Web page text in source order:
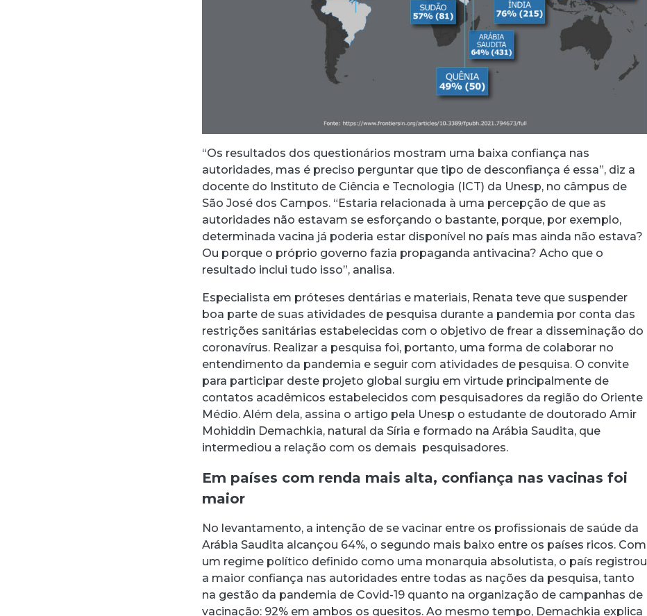
“Os resultados dos questionários mostram uma baixa confiança nas
autoridades, mas é preciso perguntar que tipo de desconfiança é essa”, diz a
docente do Instituto de Ciência e Tecnologia (ICT) da Unesp, no câmpus de
São José dos Campos. “Estaria relacionada à uma percepção de que as
autoridades não estavam se esforçando o bastante, porque, por exemplo,
determinada vacina já poderia estar disponível no país mas ainda não estava?
Ou porque o próprio governo fazia propaganda antivacina? Acho que o
resultado inclui tudo isso”, analisa.
Especialista em próteses dentárias e materiais, Renata teve que suspender
boa parte de suas atividades de pesquisa durante a pandemia por conta das
restrições sanitárias estabelecidas com o objetivo de frear a disseminação do
coronavírus. Realizar a pesquisa foi, portanto, uma forma de colaborar no
entendimento da pandemia e seguir com atividades de pesquisa. O convite
para participar deste projeto global surgiu em virtude principalmente de
contatos acadêmicos estabelecidos com pesquisadores da região do Oriente
Médio. Além dela, assina o artigo pela Unesp o estudante de doutorado Amir
Mohiddin Demachkia, natural da Síria e formado na Arábia Saudita, que
intermediou a relação com os demais pesquisadores.
Em países com renda mais alta, confiança nas vacinas foi
maior
No levantamento, a intenção de se vacinar entre os profissionais de saúde da
Arábia Saudita alcançou 64%, o segundo mais baixo entre os países ricos. Com
um regime político definido como uma monarquia absolutista, o país registrou
a maior confiança nas autoridades entre todas as nações da pesquisa, tanto
na gestão da pandemia de Covid-19 quanto na organização de campanhas de
vacinação: 92% em ambos os quesitos. Ao mesmo tempo, Demachkia explica